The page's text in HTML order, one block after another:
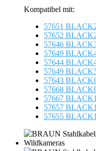
Kompatibel mit:
57651
57652
57646
57649
57644
57649
57643
57668
57667
57657
57655